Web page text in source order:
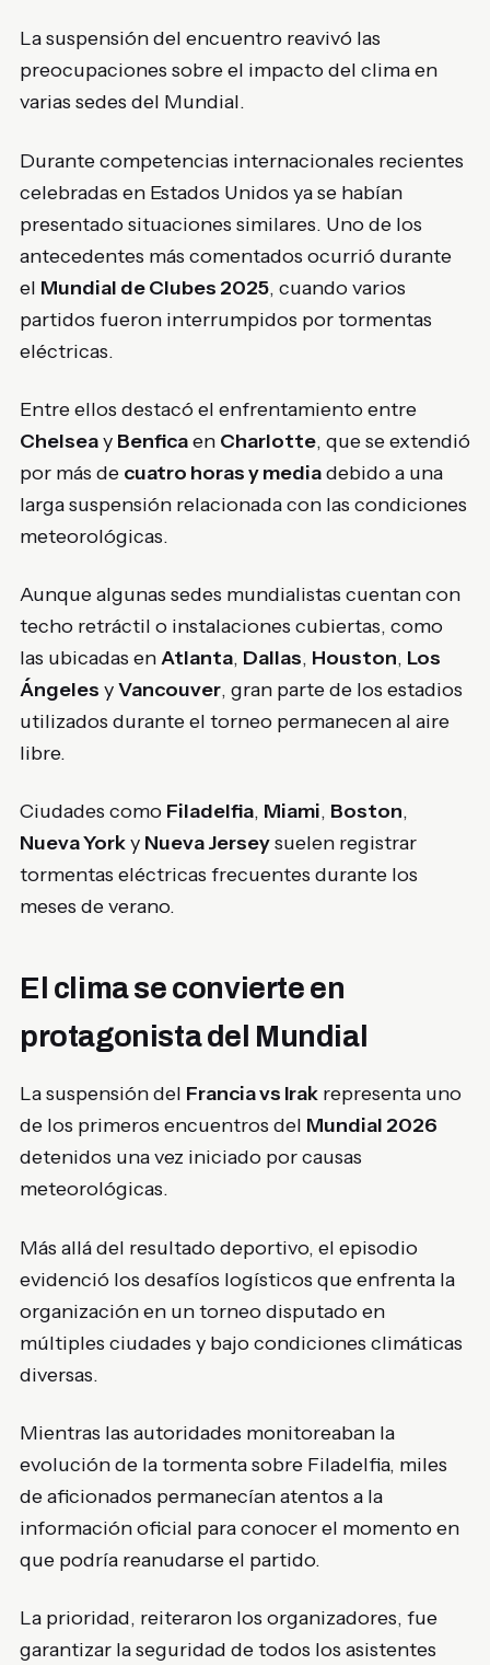
La suspensión del encuentro reavivó las
preocupaciones sobre el impacto del clima en
varias sedes del Mundial.
Durante competencias internacionales recientes
celebradas en Estados Unidos ya se habían
presentado situaciones similares. Uno de los
antecedentes más comentados ocurrió durante
el Mundial de Clubes 2025, cuando varios
partidos fueron interrumpidos por tormentas
eléctricas.
Entre ellos destacó el enfrentamiento entre
Chelseay Benficaen Charlotte, que se extendió
por más de cuatro horas y mediadebido a una
larga suspensión relacionada con las condiciones
meteorológicas.
Aunque algunas sedes mundialistas cuentan con
techo retráctil o instalaciones cubiertas, como
las ubicadas enAtlanta, Dallas, Houston, Los
Ángeles yVancouver, gran parte de los estadios
utilizados durante el torneo permanecen al aire
libre.
Ciudades como Filadelfia, Miami, Boston,
Nueva Yorky Nueva Jerseysuelen registrar
tormentas eléctricas frecuentes durante los
meses de verano.
El clima se convierte en
protagonista del Mundial
La suspensión del Francia vs Irak representa uno
de los primeros encuentros del Mundial 2026
detenidos una vez iniciado por causas
meteorológicas.
Más allá del resultado deportivo, el episodio
evidenció los desafíos logísticos que enfrenta la
organización en un torneo disputado en
múltiples ciudades y bajo condiciones climáticas
diversas.
Mientras las autoridades monitoreaban la
evolución de la tormenta sobre Filadelfia, miles
de aficionados permanecían atentos a la
información oficial para conocer el momento en
que podría reanudarse el partido.
La prioridad, reiteraron los organizadores, fue
garantizar la seguridad de todos los asistentes